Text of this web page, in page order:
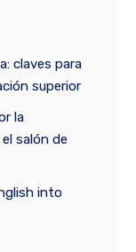
claves para
superior
la
salón de
into